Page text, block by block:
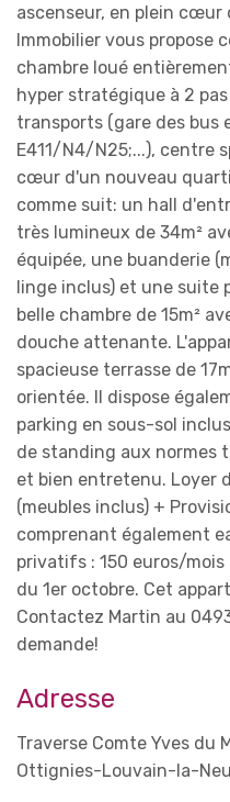
ascenseur, en plein cœur
Immobilier vous propose
chambre loué
hyper stratégique à 2
transports (gare des bus
E411/N4/N25;...), centre
cœur d'un nouveau
comme suit: un hall
très lumineux de 34m²
équipée, une buanderie
linge inclus) et une suite
belle chambre de 15m²
douche attenante.
spacieuse terrasse de
orientée. Il dispose
parking en sous-sol
de standing aux normes
et bien entretenu. Loyer
(meubles inclus) +
comprenant également
privatifs : 150 euros/
du 1er octobre. Cet
Contactez Martin au
demande!
Adresse
Traverse Comte Yves du
Ottignies-Louvain-la-